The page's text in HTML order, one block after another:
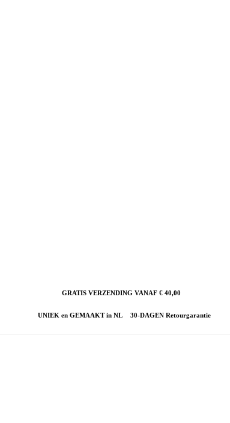
GRATIS VERZENDING VANAF € 40,00
UNIEK en GEMAAKT in NL 30-DAGEN Retourgarantie